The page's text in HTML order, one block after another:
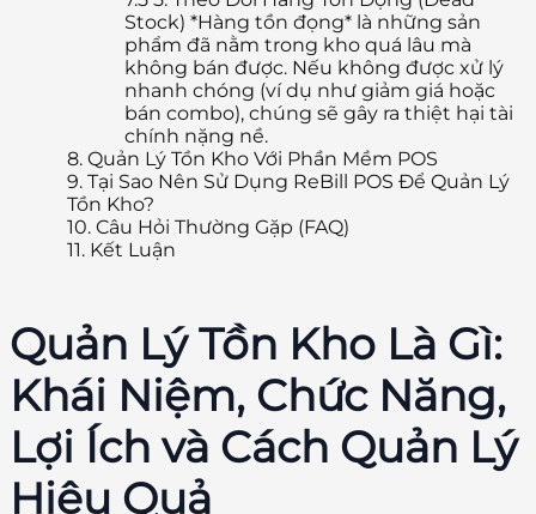
Stock) *Hàng tồn đọng* là những sản
phẩm đã nằm trong kho quá lâu mà
không bán được. Nếu không được xử lý
nhanh chóng (ví dụ như giảm giá hoặc
bán combo), chúng sẽ gây ra thiệt hại tài
chính nặng nề.
8. Quản Lý Tồn Kho Với Phần Mềm POS
9. Tại Sao Nên Sử Dụng ReBill POS Để Quản Lý
Tồn Kho?
10. Câu Hỏi Thường Gặp (FAQ)
11. Kết Luận
Quản Lý Tồn Kho Là Gì:
Khái Niệm, Chức Năng,
Lợi Ích và Cách Quản Lý
Hiệu Quả